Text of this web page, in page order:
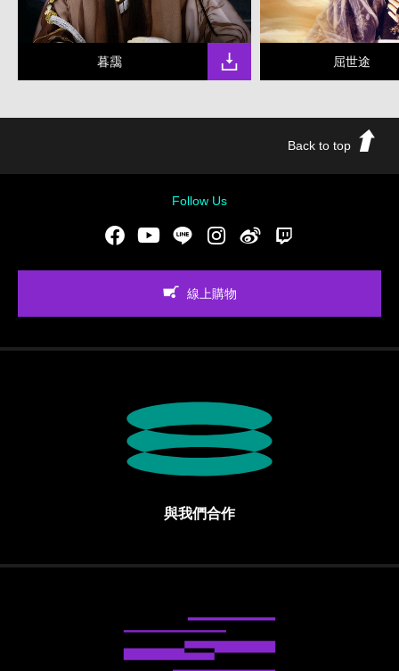
暮靄 屈世途
Back to top
Follow Us
FacebookYoutubeLINE Instgram新浪微博
線上購物
與我們合作